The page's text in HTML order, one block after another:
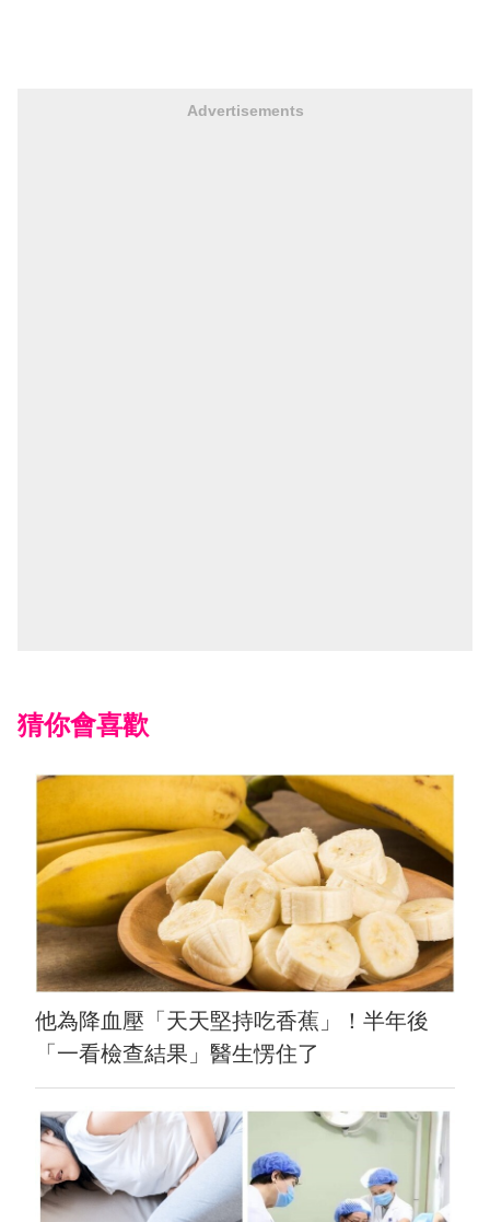
Advertisements
猜你會喜歡
他為降血壓「天天堅持吃香蕉」！半年後
「一看檢查結果」醫生愣住了